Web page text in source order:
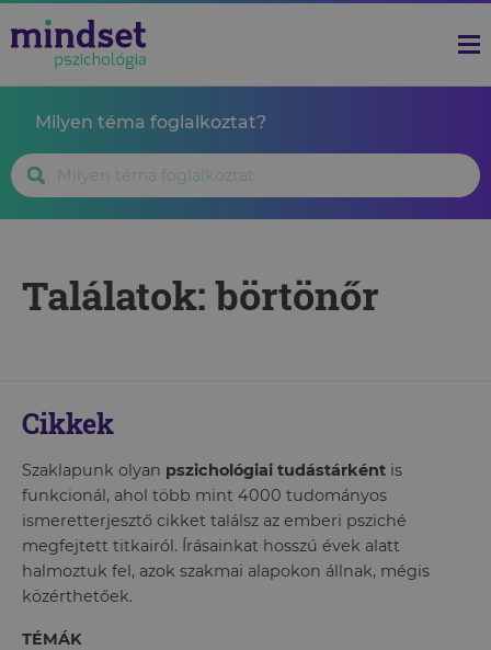
Milyen téma foglalkoztat?
Találatok: börtönőr
Cikkek
Szaklapunk olyan pszichológiai tudástárként is
funkcionál, ahol több mint 4000 tudományos
ismeretterjesztő cikket találsz az emberi psziché
megfejtett titkairól. Írásainkat hosszú évek alatt
halmoztuk fel, azok szakmai alapokon állnak, mégis
közérthetőek.
TÉMÁK